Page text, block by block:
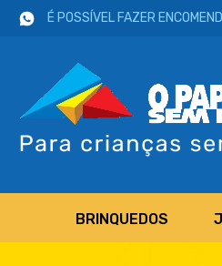
É POSSÍVEL FAZER
BRINQUEDOS